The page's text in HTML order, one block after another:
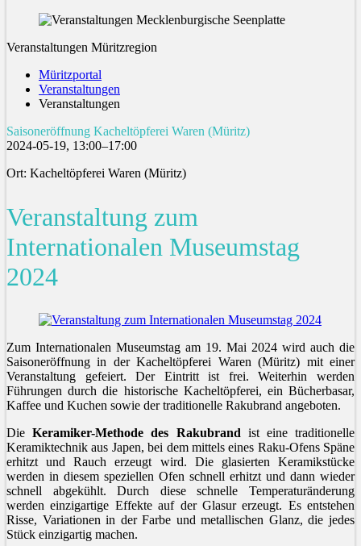
Veranstaltungen Müritzregion
Müritzportal
Veranstaltungen
Veranstaltungen
Saisoneröffnung Kacheltöpferei Waren (Müritz)
2024-05-19, 13:00–17:00
Ort: Kacheltöpferei Waren (Müritz)
Veranstaltung zum
Internationalen Museumstag
2024
Zum Internationalen Museumstag am 19. Mai 2024 wird auch die
Saisoneröffnung in der Kacheltöpferei Waren (Müritz) mit einer
Veranstaltung gefeiert. Der Eintritt ist frei. Weiterhin werden
Führungen durch die historische Kacheltöpferei, ein Bücherbasar,
Kaffee und Kuchen sowie der traditionelle Rakubrand angeboten.
DieKeramiker-Methode des Rakubrand ist eine traditionelle
Keramiktechnik aus Japen, bei dem mittels eines Raku-Ofens Späne
erhitzt und Rauch erzeugt wird. Die glasierten Keramikstücke
werden in diesem speziellen Ofen schnell erhitzt und dann wieder
schnell abgekühlt. Durch diese schnelle Temperaturänderung
werden einzigartige Effekte auf der Glasur erzeugt. Es entstehen
Risse, Variationen in der Farbe und metallischen Glanz, die jedes
Stück einzigartig machen.